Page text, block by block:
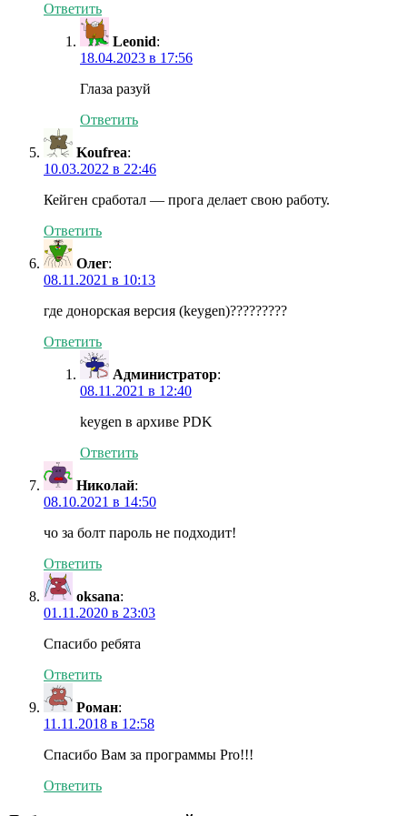
Ответить
Leonid:
18.04.2023 в 17:56
Глаза разуй
Ответить
Koufrea:
10.03.2022 в 22:46
Кейген сработал — прога делает свою работу.
Ответить
Олег:
08.11.2021 в 10:13
где донорская версия (keygen)?????????
Ответить
Администратор:
08.11.2021 в 12:40
keygen в архиве PDK
Ответить
Николай:
08.10.2021 в 14:50
чо за болт пароль не подходит!
Ответить
oksana:
01.11.2020 в 23:03
Спасибо ребята
Ответить
Роман:
11.11.2018 в 12:58
Спасибо Вам за программы Pro!!!
Ответить